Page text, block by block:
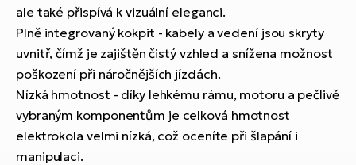
ale také přispívá k vizuální eleganci.
Plně integrovaný kokpit - kabely a vedení jsou skryty
uvnitř, čímž je zajištěn čistý vzhled a snížena možnost
poškození při náročnějších jízdách.
Nízká hmotnost - díky lehkému rámu, motoru a pečlivě
vybraným komponentům je celková hmotnost
elektrokola velmi nízká, což oceníte při šlapání i
manipulaci.